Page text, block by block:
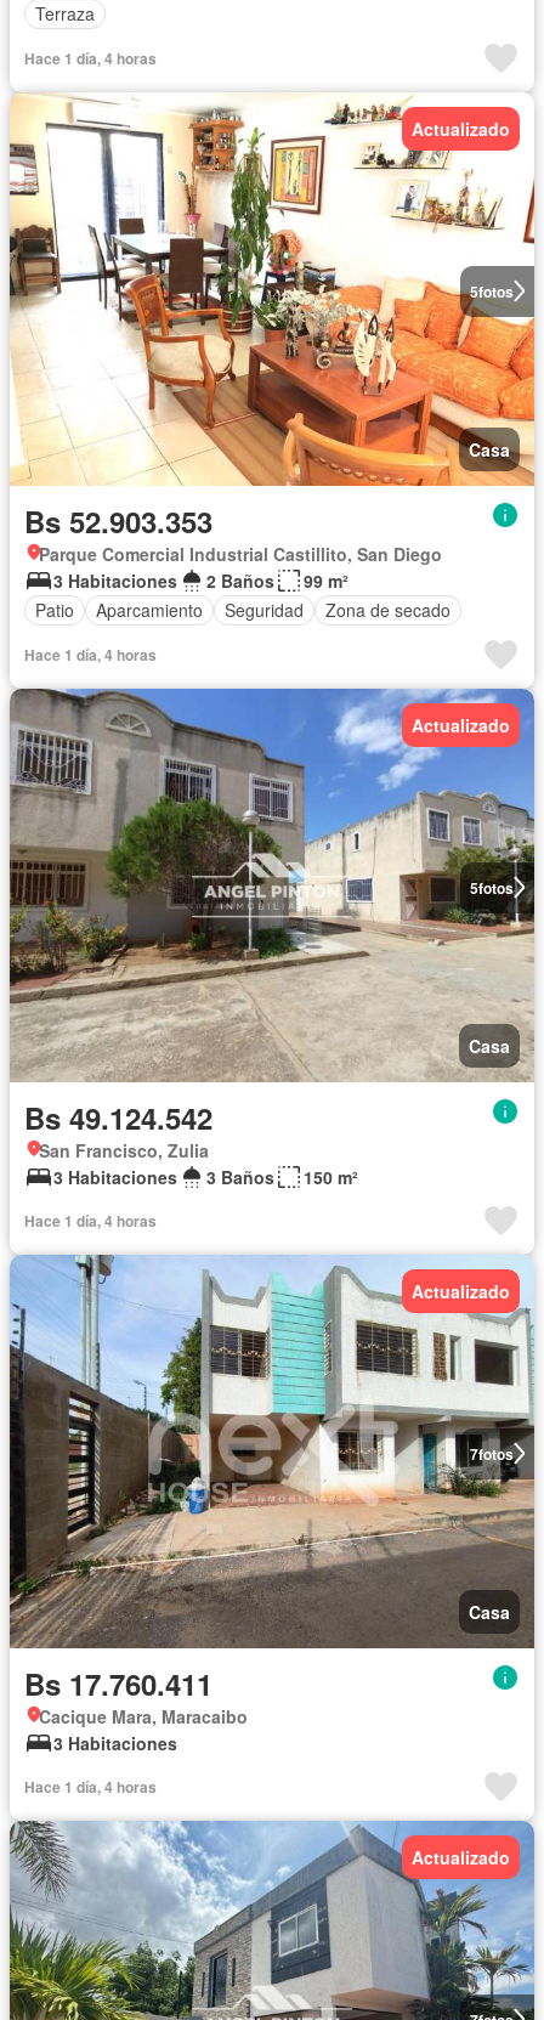
Terraza
Hace 1 día, 4 horas
5fotos
Actualizado
Casa
Bs 52.903.353
Parque Comercial Industrial Castillito, San Diego
3 Habitaciones
2 Baños
99 m²
Patio
Aparcamiento Seguridad Zona de secado
Hace 1 día, 4 horas
5fotos
Actualizado
Casa
Bs 49.124.542
San Francisco, Zulia
3 Habitaciones
3 Baños 150 m²
Hace 1 día, 4 horas
7fotos
Actualizado
Casa
Bs 17.760.411
Cacique Mara, Maracaibo
3 Habitaciones
Hace 1 día, 4 horas
Actualizado